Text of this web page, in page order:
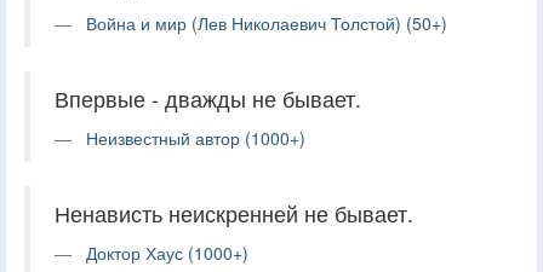
Война и мир (Лев Николаевич Толстой) (50+)
Впервые - дважды не бывает.
Неизвестный автор (1000+)
Ненависть неискренней не бывает.
Доктор Хаус (1000+)